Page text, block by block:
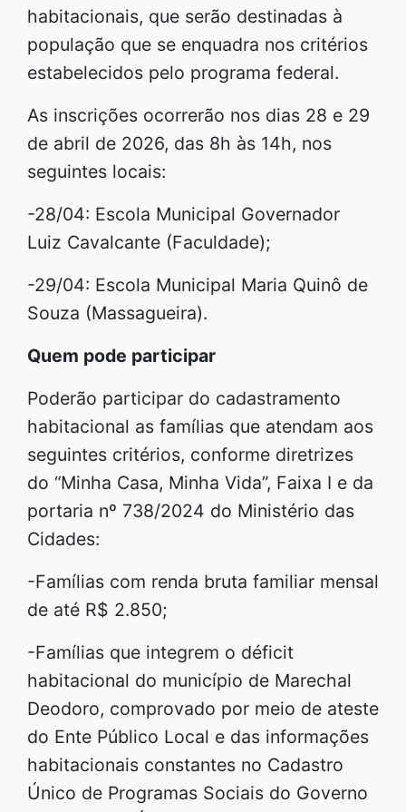
habitacionais, que serão destinadas à
população que se enquadra nos critérios
estabelecidos pelo programa federal.
As inscrições ocorrerão nos dias 28 e 29
de abril de 2026, das 8h às 14h, nos
seguintes locais:
-28/04: Escola Municipal Governador
Luiz Cavalcante (Faculdade);
-29/04: Escola Municipal Maria Quinô de
Souza (Massagueira).
Quem pode participar
Poderão participar do cadastramento
habitacional as famílias que atendam aos
seguintes critérios, conforme diretrizes
do “Minha Casa, Minha Vida”, Faixa I e da
portaria nº 738/2024 do Ministério das
Cidades:
-Famílias com renda bruta familiar mensal
de até R$ 2.850;
-Famílias que integrem o déficit
habitacional do município de Marechal
Deodoro, comprovado por meio de ateste
do Ente Público Local e das informações
habitacionais constantes no Cadastro
Único de Programas Sociais do Governo